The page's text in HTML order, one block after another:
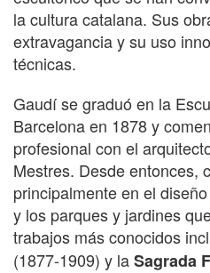
la cultura catalana. Sus
extravagancia y su uso
técnicas.
Gaudí se graduó en la
Barcelona en 1878 y
profesional con el
Mestres. Desde entonces,
principalmente en el
y los parques y jardines
trabajos más conocidos
(1877-1909) y laSagrada